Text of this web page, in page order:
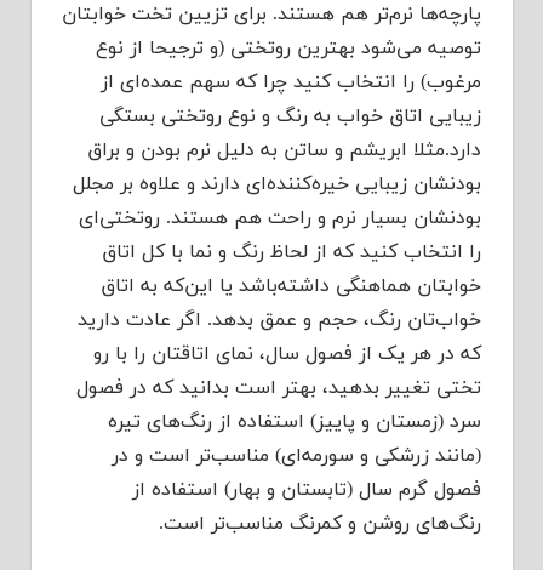
پارچه‌ها نرم‌تر هم هستند. برای تزیین تخت خوابتان
توصیه می‌شود بهترین روتختی (و ترجیحا از نوع
مرغوب) را انتخاب کنید چرا که سهم عمده‌ای از
زیبایی اتاق خواب به رنگ و نوع روتختی بستگی
دارد.مثلا ابریشم و ساتن به دلیل نرم بودن و براق
بودنشان زیبایی خیره‌کننده‌ای دارند و علاوه بر مجلل
بودنشان بسیار نرم و راحت هم هستند. روتختی‌ای
را انتخاب کنید که از لحاظ رنگ و نما با کل اتاق
خوابتان هماهنگی داشته‌باشد یا این‌که به اتاق
خواب‌تان رنگ، حجم و عمق بدهد. اگر عادت دارید
که در هر یک از فصول سال، نمای اتاقتان را با رو
تختی تغییر بدهید، بهتر است بدانید که در فصول
سرد (زمستان و پاییز) استفاده از رنگ‌های تیره
(مانند زرشکی و سورمه‌ای) مناسب‌تر است و در
فصول گرم سال (تابستان و بهار) استفاده از
رنگ‌های روشن و کمرنگ مناسب‌تر است.